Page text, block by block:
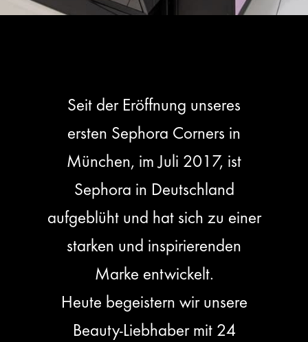
Seit der Eröffnung unseres
ersten Sephora Corners in
München, im Juli 2017, ist
Sephora in Deutschland
aufgeblüht und hat sich zu einer
starken und inspirierenden
Marke entwickelt.
Heute begeistern wir unsere
Beauty-Liebhaber mit 24